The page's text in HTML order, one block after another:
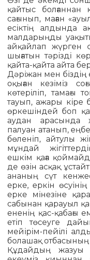
қайтыс
сағынып, маған
есік­тің алдында
малдарыңды
айқайлап жүрген
шығатын тәрізді
қайта-қайта айта
Дәріжан мен біздің
оқыған кезіміз
көтеріліп, тамағы
тауып, ажары кіре
өркешіндей боп
аудан арасында
палуан атанып,
бөленіп, ай­тулы
мұн­дай
ешкім қаға
де өзін асқақ
ананың сүт
ерке, еркін
ерке мінезіне
сабынан қарауыл
ененің қас-
етіп төсеуге
мейірім-пейілі
болашақ отбасының
Құдайдың жазуы